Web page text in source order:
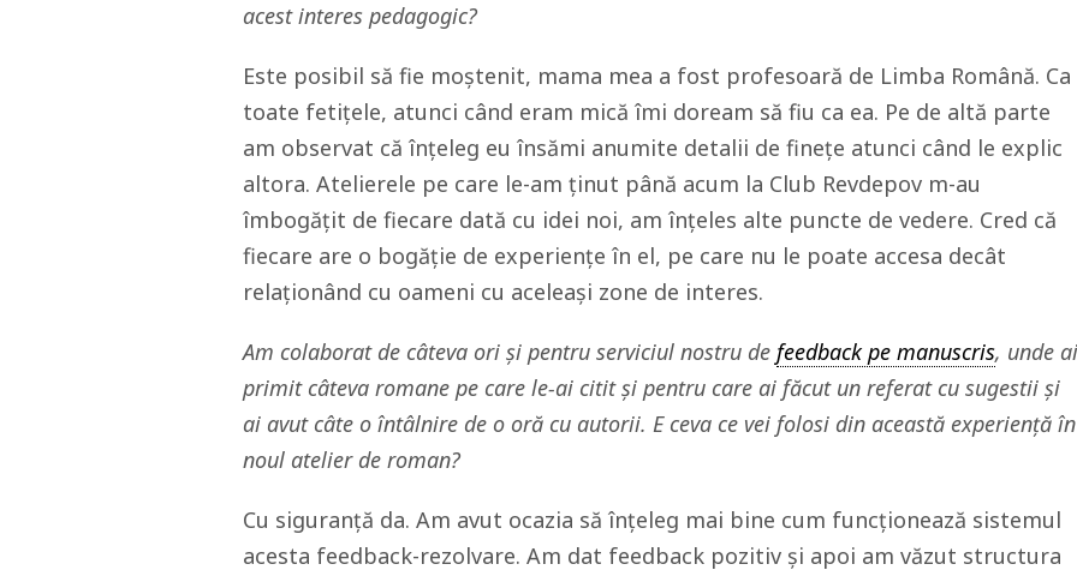
acest interes pedagogic?
Este posibil să fie moștenit, mama mea a fost profesoară de Limba Română. Ca
toate fetițele, atunci când eram mică îmi doream să fiu ca ea. Pe de altă parte
am observat că înțeleg eu însămi anumite detalii de finețe atunci când le explic
altora. Atelierele pe care le-am ținut până acum la Club Revdepov m-au
îmbogățit de fiecare dată cu idei noi, am înțeles alte puncte de vedere. Cred că
fiecare are o bogăție de experiențe în el, pe care nu le poate accesa decât
relaționând cu oameni cu aceleași zone de interes.
Am colaborat de câteva ori și pentru serviciul nostru de feedback pe manuscris, unde ai
primit câteva romane pe care le-ai citit și pentru care ai făcut un referat cu sugestii și
ai avut câte o întâlnire de o oră cu autorii. E ceva ce vei folosi din această experiență în
noul atelier de roman?
Cu siguranță da. Am avut ocazia să înțeleg mai bine cum funcționează sistemul
acesta feedback-rezolvare. Am dat feedback pozitiv și apoi am văzut structura